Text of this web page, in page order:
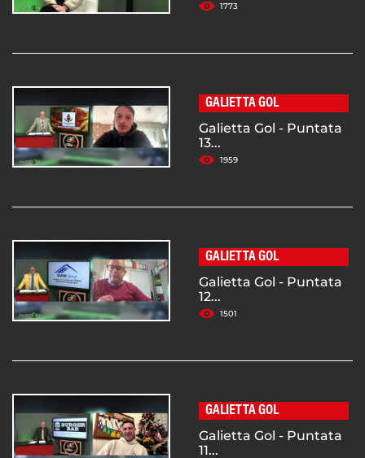
1773
GALIETTA GOL
Galietta Gol - Puntata
13...
1959
GALIETTA GOL
Galietta Gol - Puntata
12...
1501
GALIETTA GOL
Galietta Gol - Puntata
11...